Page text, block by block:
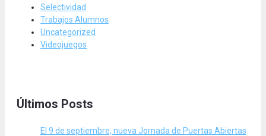
Selectividad
Trabajos Alumnos
Uncategorized
Videojuegos
Últimos Posts
El 9 de septiembre, nueva Jornada de Puertas Abiertas